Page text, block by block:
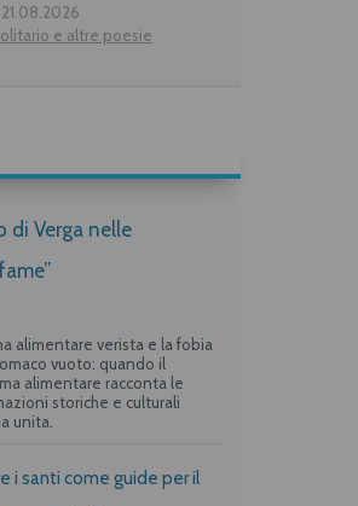
e altre poesie
di Verga nelle
alimentare verista e la fobia
vuoto: quando il
alimentare racconta le
storiche e culturali
unita.
i santi come guide per il